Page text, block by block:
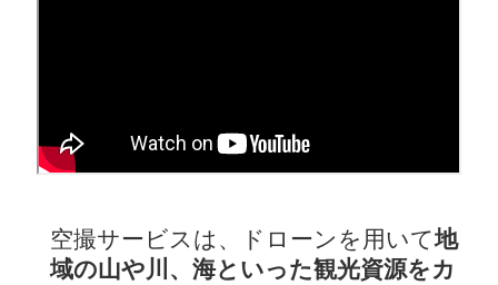
空撮サービスは、ドローンを用いて地
域の山や川、海といった観光資源をカ